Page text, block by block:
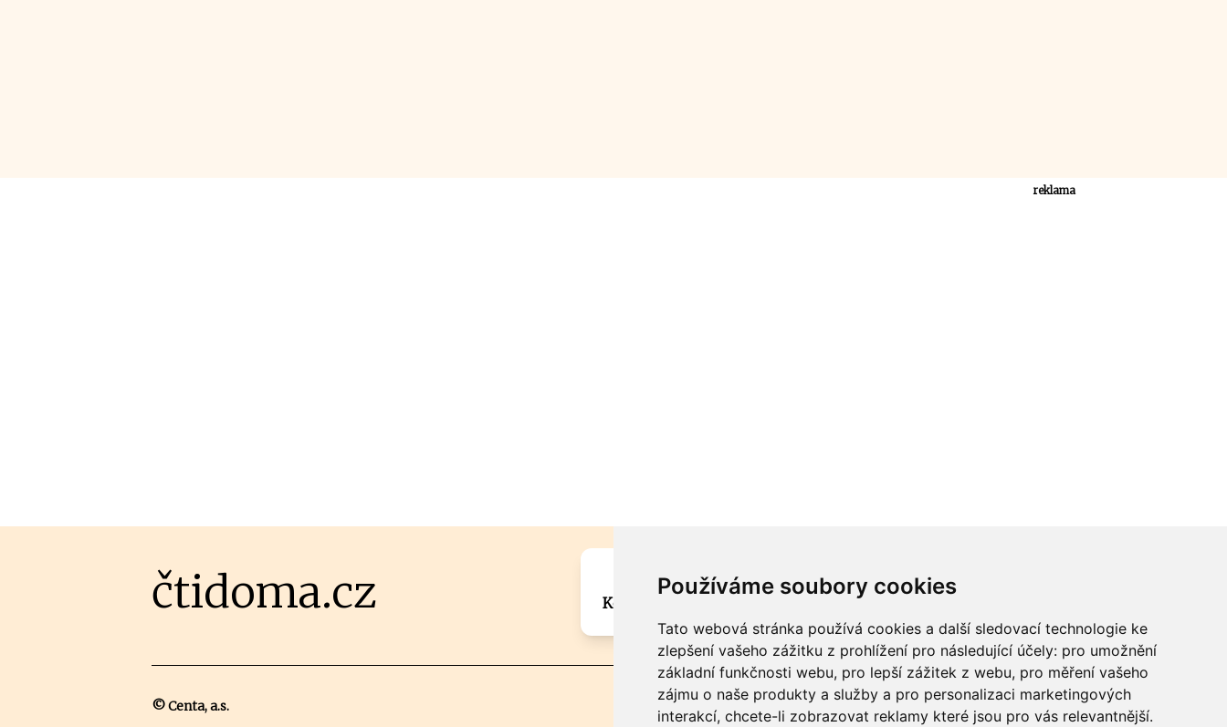
Používáme soubory cookies
Tato webová stránka používá cookies a další sledovací technologie ke
zlepšení vašeho zážitku z prohlížení pro následující účely: pro umožnění
základní funkčnosti webu, pro lepší zážitek z webu, pro měření vašeho
zájmu o naše produkty a služby a pro personalizaci marketingových
interakcí, chcete-li zobrazovat reklamy které jsou pro vás relevantnější.
reklama
čtidoma.cz
Máte zajímavou informaci? Chcete spolupracovat?
Kontaktujte šéfredaktora Martina Chalupu:
© Centa, a.s.